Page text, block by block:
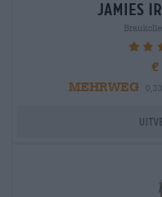
jamies
€
MEHRWEG